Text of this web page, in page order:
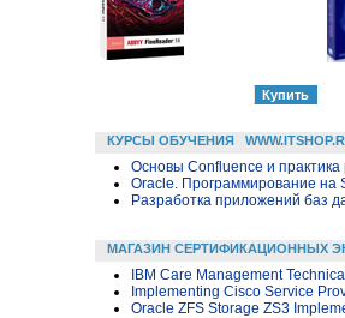
КУРСЫ ОБУЧЕНИЯ
Основы Confluence и
Oracle. Программирование на
Разработка приложений баз
МАГАЗИН СЕРТИФИКАЦИОННЫХ
IBM Care Management
Implementing Cisco Service
Oracle ZFS Storage ZS3